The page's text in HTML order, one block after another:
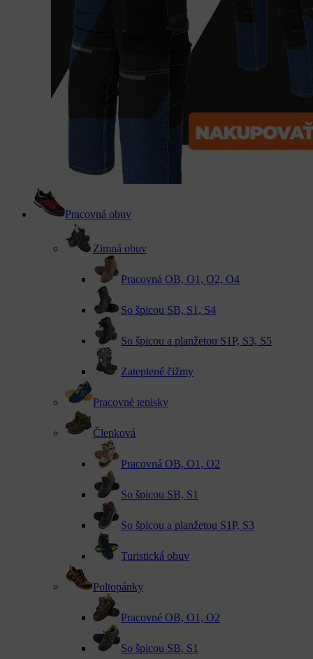
Pracovná obuv
Zimná obuv
Pracovná OB, O1, O2, O4
So špicou SB, S1, S4
So špicou a planžetou S1P, S3, S5
Zateplené čižmy
Pracovné tenisky
Členková
Pracovná OB, O1, O2
So špicou SB, S1
So špicou a planžetou S1P, S3
Turistická obuv
Poltopánky
Pracovné OB, O1, O2
So špicou SB, S1